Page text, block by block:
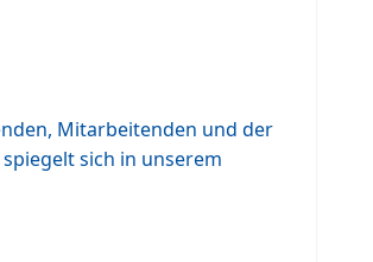
Mitarbeitenden und der
sich in unserem